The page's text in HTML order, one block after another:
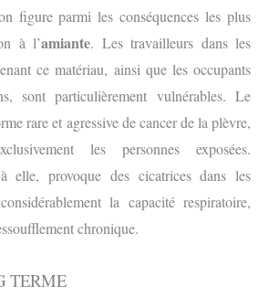
figure parmi les conséquences les plus
à l’amiante. Les travailleurs dans les
ce matériau, ainsi que les occupants
sont particulièrement vulnérables. Le
rare et agressive de cancer de la plèvre,
les personnes exposées.
elle, provoque des cicatrices dans les
la capacité respiratoire,
chronique.
TERME